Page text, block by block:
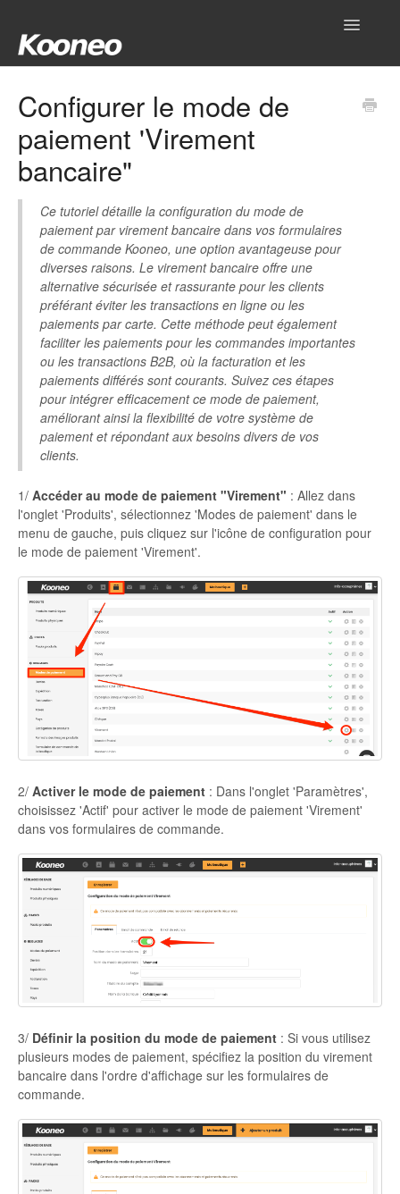
Toggle
Réglages
Gestionnaire
Outils
Intégrations
Hub
Mon compte
Autres
Configurer le mode de
paiement 'Virement
bancaire"
Ce tutoriel détaille la configuration du mode de
paiement par virement bancaire dans vos formulaires
de commande Kooneo, une option avantageuse pour
diverses raisons. Le virement bancaire offre une
alternative sécurisée et rassurante pour les clients
préférant éviter les transactions en ligne ou les
paiements par carte. Cette méthode peut également
faciliter les paiements pour les commandes importantes
ou les transactions B2B, où la facturation et les
paiements différés sont courants. Suivez ces étapes
pour intégrer efficacement ce mode de paiement,
améliorant ainsi la flexibilité de votre système de
paiement et répondant aux besoins divers de vos
clients.
1/ Accéder au mode de paiement "Virement" : Allez dans
l'onglet 'Produits', sélectionnez 'Modes de paiement' dans le
menu de gauche, puis cliquez sur l'icône de configuration pour
le mode de paiement 'Virement'.
2/ Activer le mode de paiement : Dans l'onglet 'Paramètres',
choisissez 'Actif' pour activer le mode de paiement 'Virement'
dans vos formulaires de commande.
3/ Définir la position du mode de paiement : Si vous utilisez
plusieurs modes de paiement, spécifiez la position du virement
bancaire dans l'ordre d'affichage sur les formulaires de
commande.